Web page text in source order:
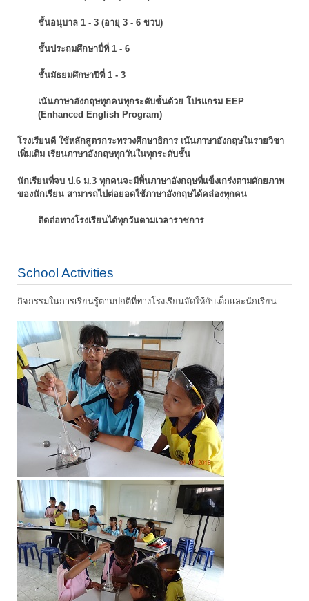
ชั้นอนุบาล 1 - 3 (อายุ 3 - 6 ขวบ)
ชั้นประถมศึกษาปี่ที่ 1 - 6
ชั้นมัธยมศึกษาปีที่ 1 - 3
เน้นภาษาอังกฤษทุกคนทุกระดับชั้นด้วย โปรแกรม EEP
(Enhanced English Program)
โรงเรียนดี ใช้หลักสูตรกระทรวงศึกษาธิการ เน้นภาษาอังกฤษในรายวิชา
เพิ่มเติม เรียนภาษาอังกฤษทุกวันในทุกระดับชั้น
นักเรียนที่จบ ป.6 ม.3 ทุกคนจะมีพื้นภาษาอังกฤษที่แข็งเกร่งตามศักยภาพ
ของนักเรียน สามารถไปต่อยอดใช้ภาษาอังกฤษได้คล่องทุกคน
ติดต่อทางโรงเรียนได้ทุกวันตามเวลาราชการ
School Activities
กิจกรรมในการเรียนรู้ตามปกติที่ทางโรงเรียนจัดให้กับเด็กและนักเรียน